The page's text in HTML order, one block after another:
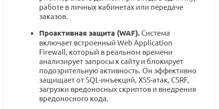
работе в личных кабинетах или передаче
заказов.
Проактивная защита (WAF). Система
включает встроенный Web Application
Firewall, который в реальном времени
анализирует запросы к сайту и блокирует
подозрительную активность. Он эффективно
защищает от SQL-инъекций, XSS-атак, CSRF,
загрузки вредоносных скриптов и внедрения
вредоносного кода.